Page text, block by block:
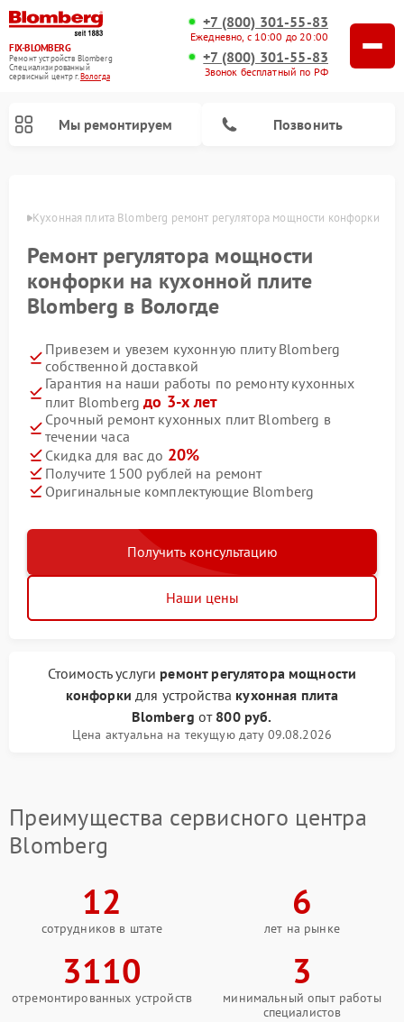
FIX-BLOMBERG
Ремонт устройств Blomberg
Специализированный
cервисный центр г.Вологда
+7 (800) 301-55-83
Ежедневно, с 10:00 до 20:00
+7 (800) 301-55-83
Звонок бесплатный по РФ
Мы ремонтируем Позвонить
Кухонная плита Blomberg ремонт регулятора мощности конфорки
Ремонт регулятора мощности
конфорки на кухонной плите
Blomberg в Вологде
Привезем и увезем кухонную плиту Blomberg
собственной доставкой
Гарантия на наши работы по ремонту кухонных
плит Blombergдо 3-х лет
Срочный ремонт кухонных плит Blomberg в
течении часа
Скидка для вас до 20%
Получите 1500 рублей на ремонт
Оригинальные комплектующие Blomberg
Получить консультацию
Наши цены
Стоимость услуги ремонт регулятора мощности
конфорки для устройства кухонная плита
Blomberg от 800 руб.
Цена актуальна на текущую дату 09.08.2026
Преимущества сервисного центра
Blomberg
12
сотрудников в штате
6
лет на рынке
3110
отремонтированных устройств
3
минимальный опыт работы
специалистов